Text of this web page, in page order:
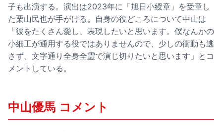
子も出演する。演出は2023年に「旭日小綬章」を受章し
た栗山民也が手がける。自身の役どころについて中山は
「彼をたくさん愛し、表現したいと思います。僕なんかの
小細工が通用する役ではありませんので、少しの衝動も逃
さず、文字通り全身全霊で演じ切りたいと思います」とコ
メントしている。
中山優馬 コメント